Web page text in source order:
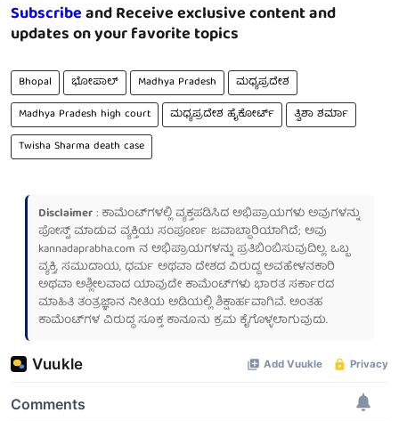
Subscribeand Receive exclusive content and
updates on your favorite topics
Bhopal ಭೋಪಾಲ್ Madhya Pradesh
ಮಧ್ಯಪ್ರದೇಶ
Madhya Pradesh high court
ಮಧ್ಯಪ್ರದೇಶ ಹೈಕೋರ್ಟ್
ತ್ವಿಶಾ ಶರ್ಮಾ
Twisha Sharma death case
Disclaimer: ಕಾಮೆಂಟ್‌ಗಳಲ್ಲಿ ವ್ಯಕ್ತಪಡಿಸಿದ ಅಭಿಪ್ರಾಯಗಳು ಅವುಗಳನ್ನು
ಪೋಸ್ಟ್ ಮಾಡುವ ವ್ಯಕ್ತಿಯ ಸಂಪೂರ್ಣ ಜವಾಬ್ದಾರಿಯಾಗಿದೆ; ಅವು
kannadaprabha.com ನ ಅಭಿಪ್ರಾಯಗಳನ್ನು ಪ್ರತಿಬಿಂಬಿಸುವುದಿಲ್ಲ. ಒಬ್ಬ
ವ್ಯಕ್ತಿ, ಸಮುದಾಯ, ಧರ್ಮ ಅಥವಾ ದೇಶದ ವಿರುದ್ಧ ಅವಹೇಳನಕಾರಿ
ಅಥವಾ ಅಶ್ಲೀಲವಾದ ಯಾವುದೇ ಕಾಮೆಂಟ್‌ಗಳು ಭಾರತ ಸರ್ಕಾರದ
ಮಾಹಿತಿ ತಂತ್ರಜ್ಞಾನ ನೀತಿಯ ಅಡಿಯಲ್ಲಿ ಶಿಕ್ಷಾರ್ಹವಾಗಿವೆ. ಅಂತಹ
ಕಾಮೆಂಟ್‌ಗಳ ವಿರುದ್ಧ ಸೂಕ್ತ ಕಾನೂನು ಕ್ರಮ ಕೈಗೊಳ್ಳಲಾಗುವುದು.